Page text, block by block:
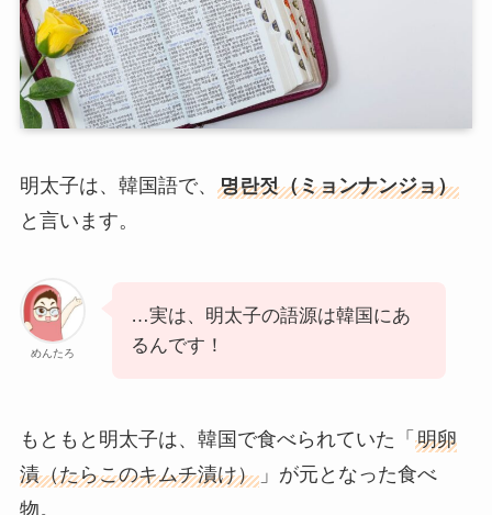
明太子は、韓国語で、 명란젓（ミョンナンジョ）
と言います。
めんたろ
…実は、明太子の語源は韓国にあ
るんです！
もともと明太子は、韓国で食べられていた「 明卵
漬（たらこのキムチ漬け）」が元となった食べ
物。